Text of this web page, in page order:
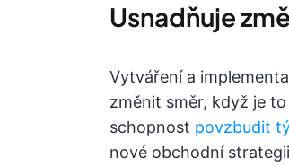
Usnadňuje
Vytváření a
změnit směr, když je
schopnost povzbudit
nové obchodní